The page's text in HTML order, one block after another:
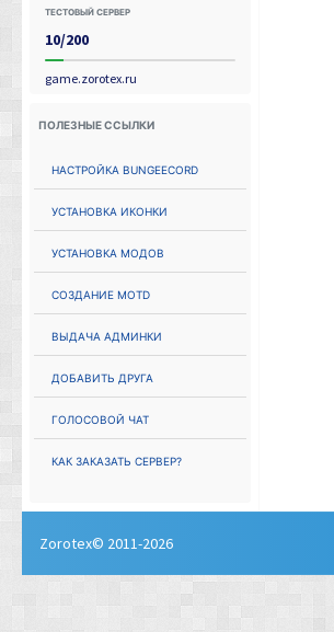
Тестовый сервер
10/200
game.zorotex.ru
Полезные ссылки
Настройка Bungeecord
Установка иконки
Установка модов
Создание MOTD
Выдача админки
Добавить друга
Голосовой чат
Как заказать сервер?
Zorotex© 2011-2026